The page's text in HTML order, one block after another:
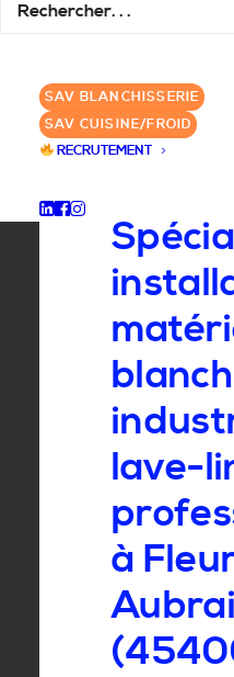
SAV BLANCHISSERIE
SAV CUISINE/FROID
RECRUTEMENT
✆ 09 78
lave-
à